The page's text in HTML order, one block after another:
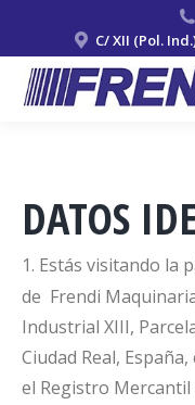
C/ XII (Pol.
DATOS
1. Estás visitando la
de Frendi
Industrial XIII,
Ciudad Real,
el Registro Mercantil